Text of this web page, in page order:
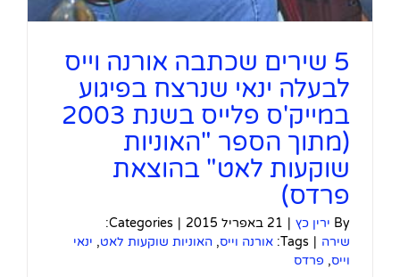
5 שירים שכתבה אורנה וייס
לבעלה ינאי שנרצח בפיגוע
במייק'ס פלייס בשנת 2003
(מתוך הספר "האוניות
שוקעות לאט" בהוצאת
פרדס)
By ירין כץ | 21 באפריל 2015 |
Categories:
שירה |
Tags: אורנה וייס, האוניות שוקעות לאט, ינאי
וייס, פרדס